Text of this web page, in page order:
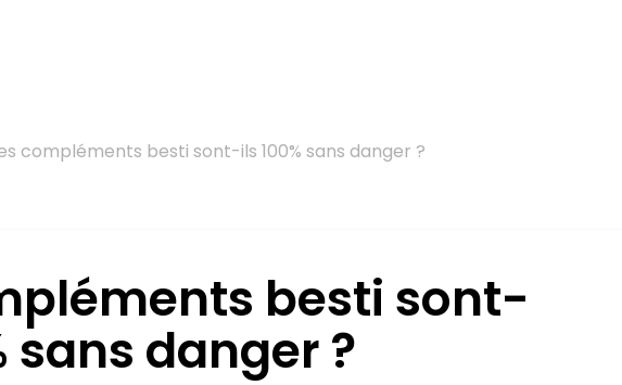
compléments besti sont-ils 100% sans danger ?
besti sont-
sans danger ?